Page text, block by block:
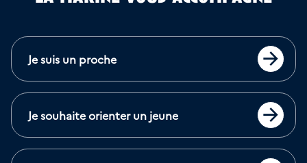
Je suis un proche
Je souhaite orienter un jeune